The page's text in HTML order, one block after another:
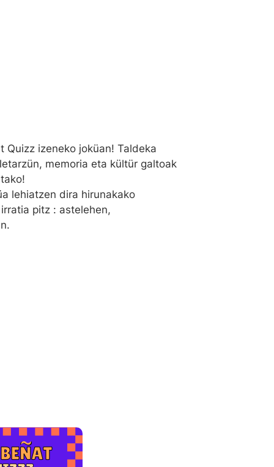
Quizz izeneko joküan! Taldeka
memoria eta kültür galtoak
lehiatzen dira hirunakako
pitz : astelehen,